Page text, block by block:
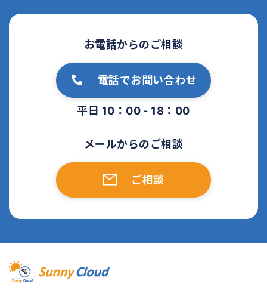
お電話からのご相談
電話でお問い合わせ
平日 10：00 - 18：00
メールからのご相談
ご相談